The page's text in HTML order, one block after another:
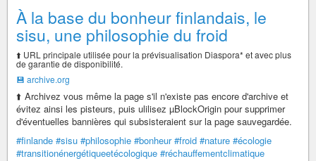
À la base du bonheur finlandais, le
sisu, une philosophie du froid
⬆️ URL principale utilisée pour la prévisualisation Diaspora* et avec plus
de garantie de disponibilité.
💾 archive.org
⬆️ Archivez vous même la page s'il n'existe pas encore d'archive et
évitez ainsi les pisteurs, puis ulilisez µBlockOrigin pour supprimer
d'éventuelles bannières qui subsisteraient sur la page sauvegardée.
#finlande #sisu #philosophie #bonheur #froid #nature #écologie
#transitionénergétiqueetécologique #réchauffementclimatique